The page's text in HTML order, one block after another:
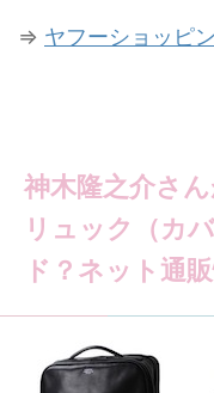
⇒ ヤフーショッピ
神木隆之介さ
リュック（カ
ド？ネット通